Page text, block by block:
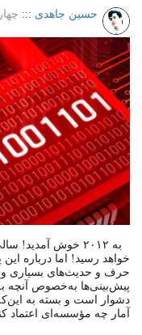
حسین جاهدی :::
به ۲۰۱۲ خوش
خواهد رسید! اما درباره
حرف و حدیث‌های بسیاری
دشوار است و بسته به
آمار چه مؤسسه‌ای اعتماد